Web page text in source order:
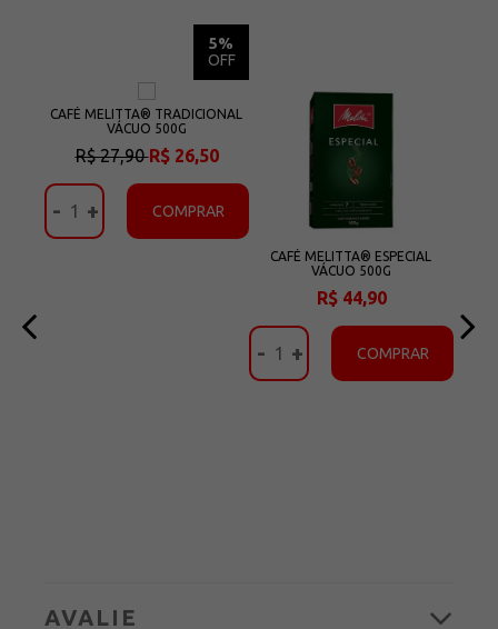
5%
OFF
CAFÉ MELITTA® TRADICIONAL
VÁCUO 500G
R$ 27,90R$ 26,50
- + COMPRAR
CAFÉ MELITTA® ESPECIAL
VÁCUO 500G
R$ 44,90
- + COMPRAR